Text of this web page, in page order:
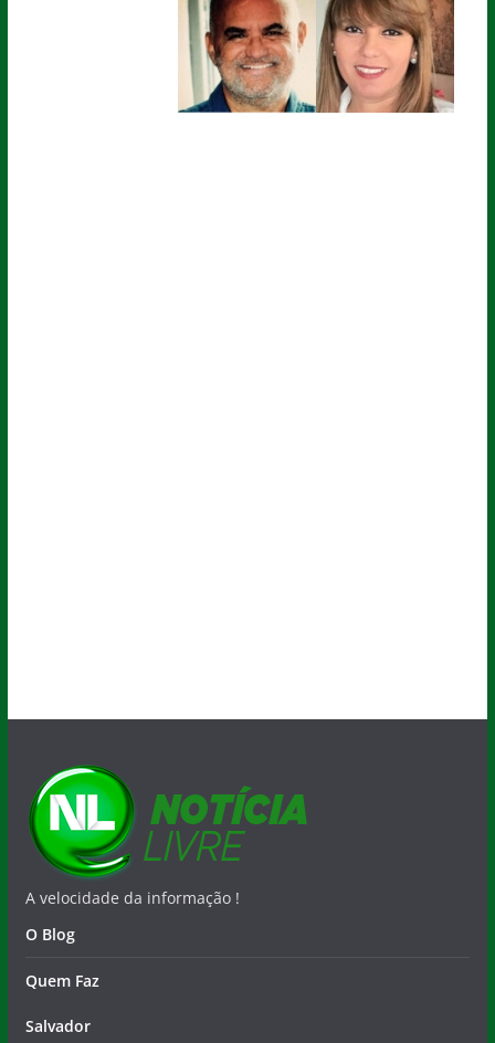
A velocidade da informação !
O Blog
Quem Faz
Salvador
Nacional